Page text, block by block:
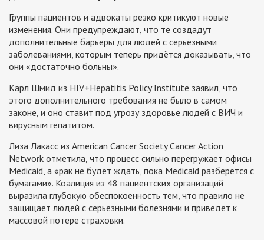
Группы пациентов и адвокаты резко критикуют новые
изменения. Они предупреждают, что те создадут
дополнительные барьеры для людей с серьёзными
заболеваниями, которым теперь придётся доказывать, что
они «достаточно больны».
Карл Шмид из HIV+Hepatitis Policy Institute заявил, что
этого дополнительного требования не было в самом
законе, и оно ставит под угрозу здоровье людей с ВИЧ и
вирусным гепатитом.
Лиза Лакасс из American Cancer Society Cancer Action
Network отметила, что процесс сильно перегружает офисы
Medicaid, а «рак не будет ждать, пока Medicaid разберётся с
бумагами». Коалиция из 48 пациентских организаций
выразила глубокую обеспокоенность тем, что правило не
защищает людей с серьёзными болезнями и приведёт к
массовой потере страховки.